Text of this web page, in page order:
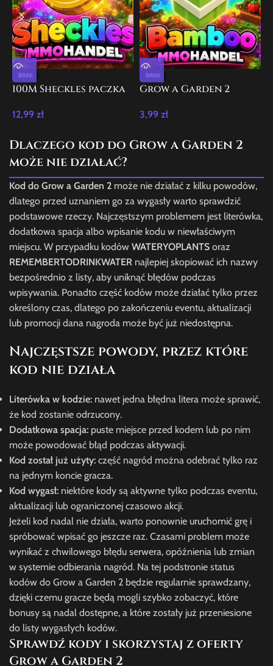
BRAK
100M Sheckles paczka
12,99 zł
BRAK
Grow a Garden 2
3,99 zł
Dlaczego kod do Grow a Garden 2
może nie działać?
Kod do Grow a Garden 2 może nie działać z kilku powodów,
dlatego przed uznaniem go za wygasły warto sprawdzić
podstawowe rzeczy. Najczęstszym problemem jest literówka,
dodatkowa spacja albo wpisanie kodu w niewłaściwym
miejscu. W przypadku kodów WATERYOPLANTS oraz
REMEMBERTODRINKWATER najlepiej skopiować ich nazwy
bezpośrednio z listy, aby uniknąć błędów podczas
wpisywania. Ponadto część kodów może działać tylko przez
określony czas, dlatego po zakończeniu eventu, aktualizacji
lub promocji dana nagroda może być już niedostępna.
Najczęstsze powody, przez które
kod nie działa
Literówka w kodzie: nawet jedna błędna litera może sprawić,
że kod zostanie odrzucony.
Dodatkowa spacja: puste miejsce przed kodem lub po nim
może powodować błąd podczas aktywacji.
Kod został już użyty: część nagród można odebrać tylko raz
na jednym koncie gracza.
Kod wygasł: niektóre kody są aktywne tylko podczas eventu,
aktualizacji lub ograniczonej czasowo akcji.
Jeżeli kod nadal nie działa, warto ponownie uruchomić grę i
spróbować wpisać go jeszcze raz. Czasami problem może
wynikać z chwilowego błędu serwera, opóźnienia lub zmian
w systemie odbierania nagród. Na tej podstronie status
kodów do Grow a Garden 2 będzie regularnie sprawdzany,
dzięki czemu gracze będą mogli szybko zobaczyć, które
bonusy są nadal dostępne, a które zostały już przeniesione
do listy wygasłych kodów.
Sprawdź kody i skorzystaj z oferty
Grow a Garden 2